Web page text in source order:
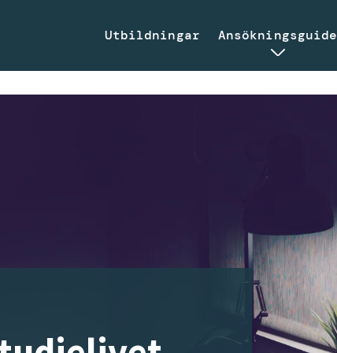
Utbildningar Ansökningsguide